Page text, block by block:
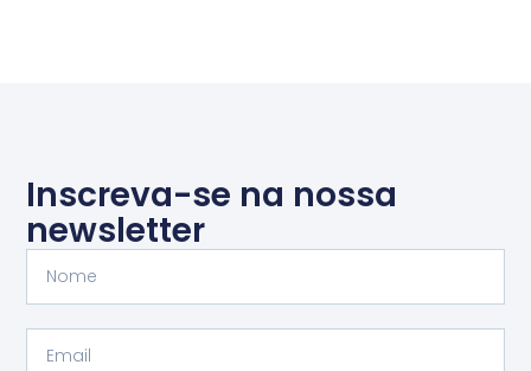
Inscreva-se na nossa
newsletter